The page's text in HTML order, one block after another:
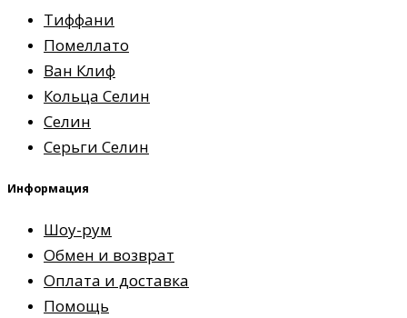
Тиффани
Помеллато
Ван Клиф
Кольца Селин
Селин
Серьги Селин
Информация
Шоу-рум
Обмен и возврат
Оплата и доставка
Помощь